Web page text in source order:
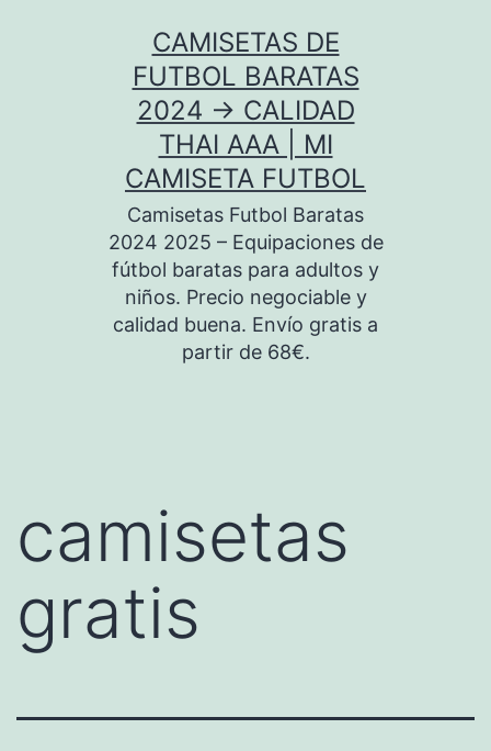
CAMISETAS DE
FUTBOL BARATAS
2024 → CALIDAD
THAI AAA | MI
CAMISETA FUTBOL
Camisetas Futbol Baratas
2024 2025 – Equipaciones de
fútbol baratas para adultos y
niños. Precio negociable y
calidad buena. Envío gratis a
partir de 68€.
camisetas
gratis